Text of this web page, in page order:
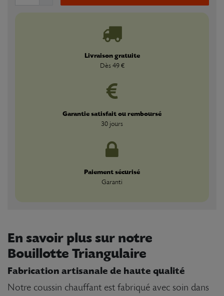
Livraison gratuite
Dès 49 €
Garantie satisfait ou remboursé
30 jours
Paiement sécurisé
Garanti
En savoir plus sur notre
Bouillotte Triangulaire
Fabrication artisanale de haute qualité
Notre coussin chauffant est fabriqué avec soin dans